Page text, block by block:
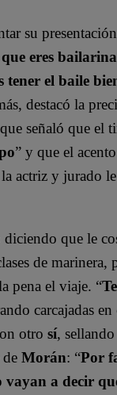
su
eres
tener el baile
destacó la
señaló que el
” y que el
actriz y jurado
que le
de marinera,
pena el viaje. “
carcajadas en
otro sí, sellando
Morán: “Por
vayan a decir